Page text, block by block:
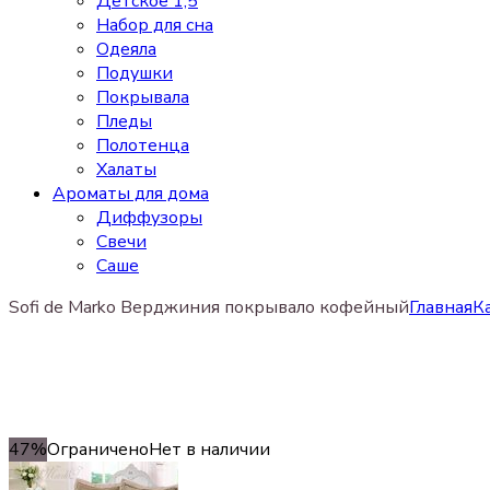
Набор для сна
Одеяла
Подушки
Покрывала
Пледы
Полотенца
Халаты
Ароматы для дома
Диффузоры
Свечи
Cаше
Sofi de Marko Верджиния покрывало кофейныйГлавная
47%ОграниченоНет в наличии